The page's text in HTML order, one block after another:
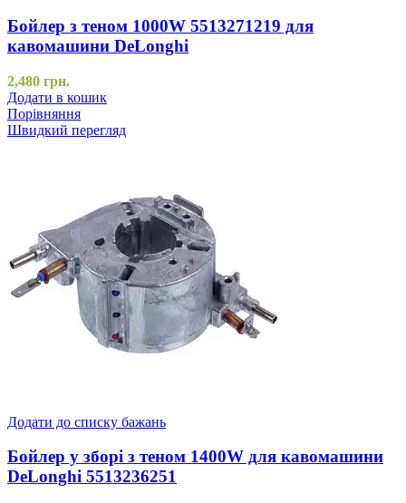
Бойлер з теном 1000W 5513271219 для
кавомашини DeLonghi
2,480 грн.
Додати в кошик
Порівняння
Швидкий перегляд
Додати до списку бажань
Бойлер у зборі з теном 1400W для кавомашини
DeLonghi 5513236251